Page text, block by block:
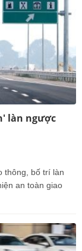
làn ngược
thông, bố trí làn
an toàn giao